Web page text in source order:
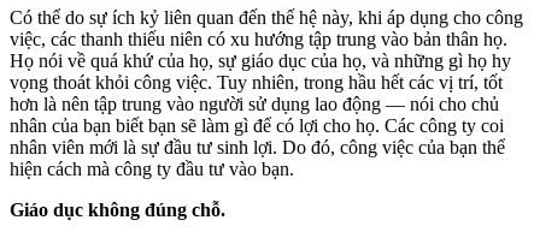
Có thể do sự ích kỷ liên quan đến thế hệ này, khi áp dụng cho công
việc, các thanh thiếu niên có xu hướng tập trung vào bản thân họ.
Họ nói về quá khứ của họ, sự giáo dục của họ, và những gì họ hy
vọng thoát khỏi công việc. Tuy nhiên, trong hầu hết các vị trí, tốt
hơn là nên tập trung vào người sử dụng lao động — nói cho chủ
nhân của bạn biết bạn sẽ làm gì để có lợi cho họ. Các công ty coi
nhân viên mới là sự đầu tư sinh lợi. Do đó, công việc của bạn thể
hiện cách mà công ty đầu tư vào bạn.
Giáo dục không đúng chỗ.